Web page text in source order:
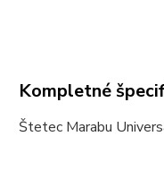
Kompletné
Štetec Marabu